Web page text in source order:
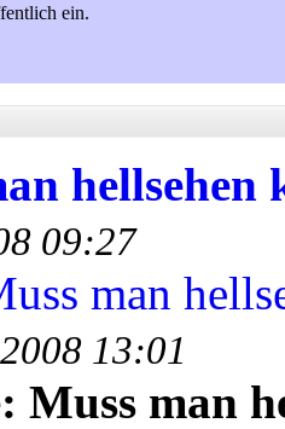
ein.
hellsehen
09:27
man
13:01
Muss man